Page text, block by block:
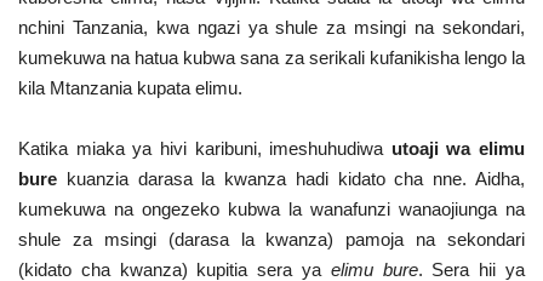
Washiriki
Video
Wadhamini
Language
nchini Tanzania, kwa ngazi ya shule za msingi na sekondari,
kumekuwa na hatua kubwa sana za serikali kufanikisha lengo la
kila Mtanzania kupata elimu.
Katika miaka ya hivi karibuni, imeshuhudiwa utoaji wa elimu
bure kuanzia darasa la kwanza hadi kidato cha nne. Aidha,
kumekuwa na ongezeko kubwa la wanafunzi wanaojiunga na
shule za msingi (darasa la kwanza) pamoja na sekondari
(kidato cha kwanza) kupitia sera ya elimu bure. Sera hii ya